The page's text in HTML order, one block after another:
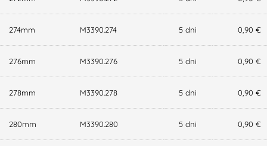
274mm M3390.274 5 dni 0,90 €
276mm M3390.276 5 dni 0,90 €
278mm M3390.278 5 dni 0,90 €
280mm M3390.280 5 dni 0,90 €